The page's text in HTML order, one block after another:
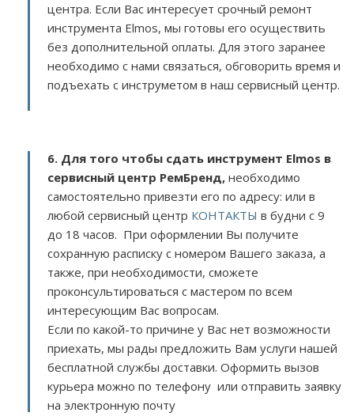
центра. Если Вас интересует срочный ремонт
инструмента Elmos, мы готовы его осуществить
без дополнительной оплаты. Для этого заранее
необходимо с нами связаться, обговорить время и
подъехать с инструметом в наш сервисный центр.
6. Для того чтобы сдать инструмент Elmos в
сервисный центр РемБренд, необходимо
самостоятельно привезти его по адресу: или в
любой сервисный центр КОНТАКТЫ в будни с 9
до 18 часов. При оформлении Вы получите
сохранную расписку с номером Вашего заказа, а
также, при необходимости, сможете
проконсультироваться с мастером по всем
интересующим Вас вопросам.
Если по какой-то причине у Вас нет возможности
приехать, мы рады предложить Вам услуги нашей
бесплатной службы доставки. Оформить вызов
курьера можно по телефону или отправить заявку
на электронную почту